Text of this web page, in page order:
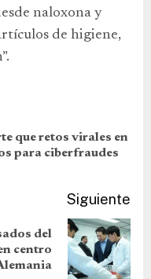
naloxona y
de higiene,
que retos virales en
para ciberfraudes
Siguiente
del
centro